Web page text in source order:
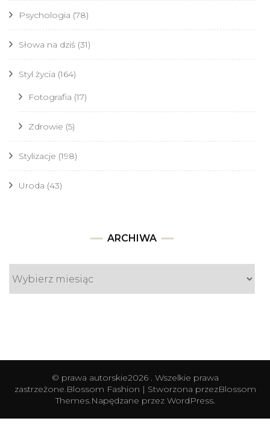
Psychologia (78)
Słowa na dziś (31)
Styl życia (164)
Fotografia (17)
Zdrowie (5)
Stylizacje (198)
Uroda (43)
ARCHIWA
Archiwa
© prawa autorskie2026 . Wszelkie prawa
zastrzeżone.Blossom Fashion | Stworzona przezBlossom
Themes.Napędzane przez WordPress.